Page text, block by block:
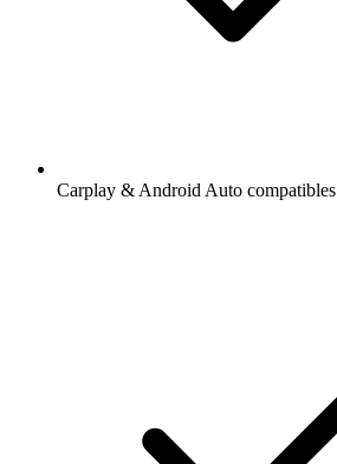
Carplay & Android Auto compatibles